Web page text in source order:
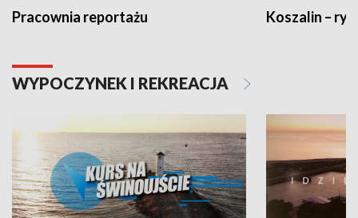
Pracownia reportażu Koszalin –
WYPOCZYNEK I REKREACJA